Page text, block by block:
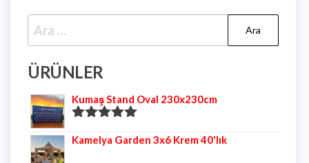
ÜRÜNLER
Kumaş Stand Oval 230x230cm
5.00oy aldı
Kamelya Garden 3x6 Krem 40'lık